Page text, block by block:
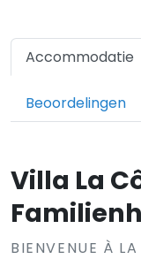
Accommodatie
Beoordelingen
Villa La
BIENVENUE À